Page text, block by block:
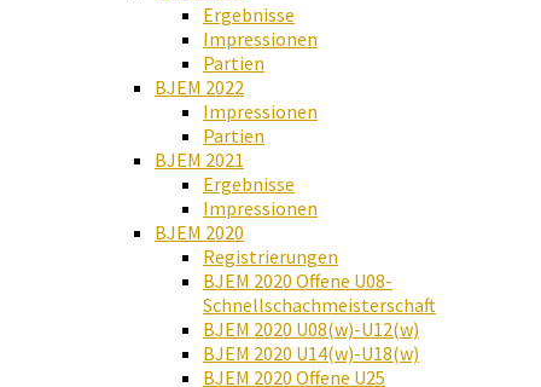
Ergebnisse
Impressionen
Partien
BJEM 2022
Impressionen
Partien
BJEM 2021
Ergebnisse
Impressionen
BJEM 2020
Registrierungen
BJEM 2020 Offene U08-
Schnellschachmeisterschaft
BJEM 2020 U08(w)-U12(w)
BJEM 2020 U14(w)-U18(w)
BJEM 2020 Offene U25